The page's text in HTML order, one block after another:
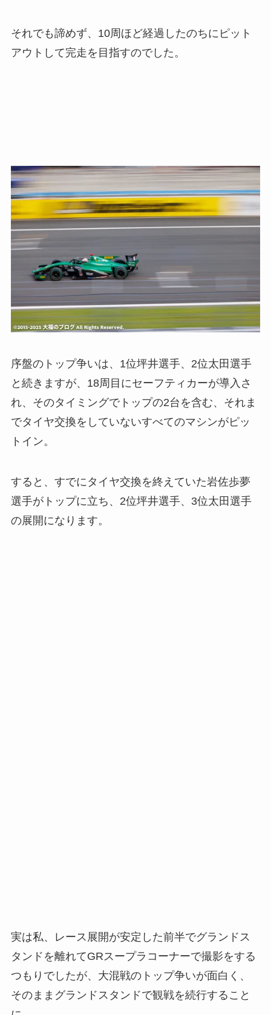
それでも諦めず、10周ほど経過したのちにピット
アウトして完走を目指すのでした。
序盤のトップ争いは、1位坪井選手、2位太田選手
と続きますが、18周目にセーフティカーが導入さ
れ、そのタイミングでトップの2台を含む、それま
でタイヤ交換をしていないすべてのマシンがピッ
トイン。
すると、すでにタイヤ交換を終えていた岩佐歩夢
選手がトップに立ち、2位坪井選手、3位太田選手
の展開になります。
実は私、レース展開が安定した前半でグランドス
タンドを離れてGRスープラコーナーで撮影をする
つもりでしたが、大混戦のトップ争いが面白く、
そのままグランドスタンドで観戦を続行すること